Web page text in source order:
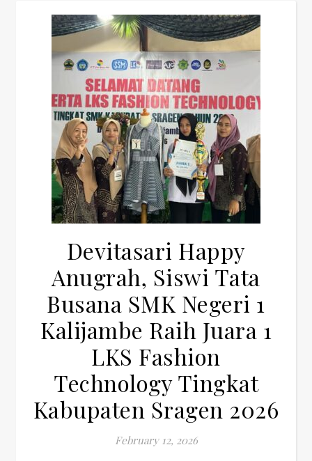
Devitasari Happy
Anugrah, Siswi Tata
Busana SMK Negeri 1
Kalijambe Raih Juara 1
LKS Fashion
Technology Tingkat
Kabupaten Sragen 2026
February 12, 2026